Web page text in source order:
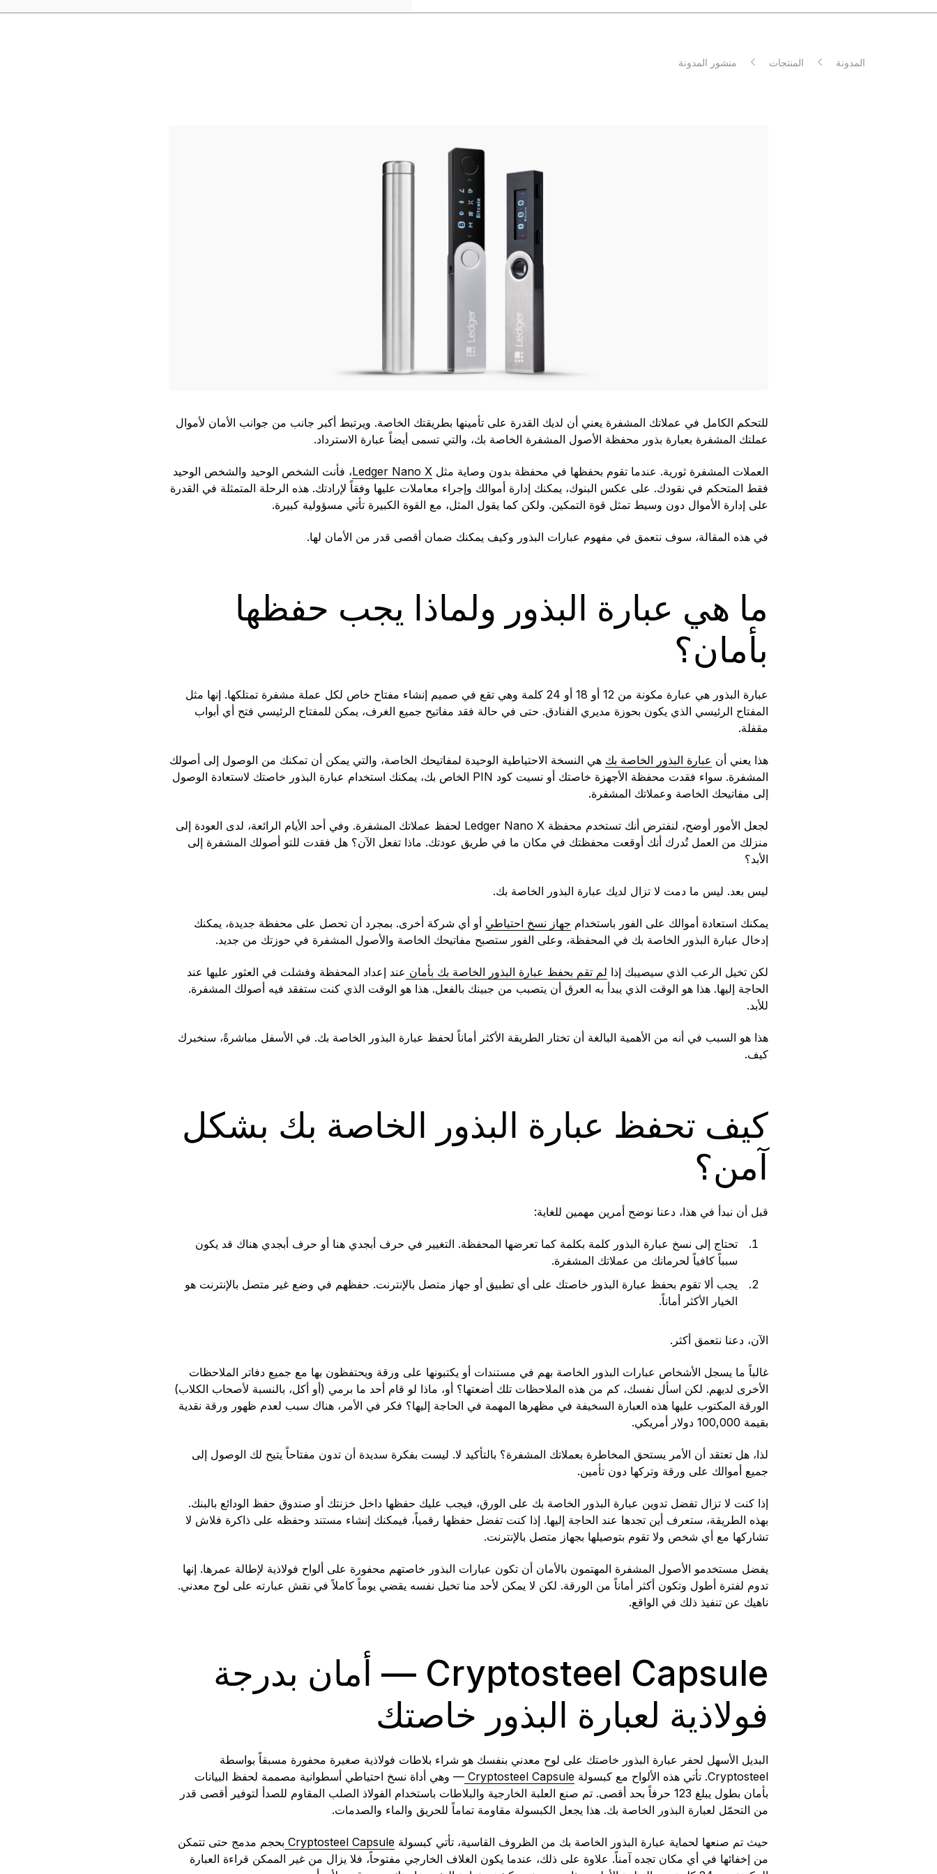
المجموعات والحزم
إصدارات محدودة
المدونة المنتجات منشور المدونة
للتحكم الكامل في عملاتك المشفرة يعني أن لديك القدرة على تأمينها بطريقتك الخاصة. ويرتبط أكبر جانب من جوانب الأمان لأموال
عملتك المشفرة بعبارة بذور محفظة الأصول المشفرة الخاصة بك، والتي تسمى أيضاً عبارة الاسترداد.
العملات المشفرة ثورية. عندما تقوم بحفظها في محفظة بدون وصاية مثل Ledger Nano X، فأنت الشخص الوحيد والشخص الوحيد
فقط المتحكم في نقودك. على عكس البنوك، يمكنك إدارة أموالك وإجراء معاملات عليها وفقاً لإرادتك. هذه الرحلة المتمثلة في القدرة
على إدارة الأموال دون وسيط تمثل قوة التمكين. ولكن كما يقول المثل، مع القوة الكبيرة تأتي مسؤولية كبيرة.
في هذه المقالة، سوف نتعمق في مفهوم عبارات البذور وكيف يمكنك ضمان أقصى قدر من الأمان لها.
ما هي عبارة البذور ولماذا يجب حفظها
بأمان؟
عبارة البذور هي عبارة مكونة من 12 أو 18 أو 24 كلمة وهي تقع في صميم إنشاء مفتاح خاص لكل عملة مشفرة تمتلكها. إنها مثل
المفتاح الرئيسي الذي يكون بحوزة مديري الفنادق. حتى في حالة فقد مفاتيح جميع الغرف، يمكن للمفتاح الرئيسي فتح أي أبواب
مقفلة.
هذا يعني أن عبارة البذور الخاصة بك هي النسخة الاحتياطية الوحيدة لمفاتيحك الخاصة، والتي يمكن أن تمكنك من الوصول إلى أصولك
المشفرة. سواء فقدت محفظة الأجهزة خاصتك أو نسيت كود PIN الخاص بك، يمكنك استخدام عبارة البذور خاصتك لاستعادة الوصول
إلى مفاتيحك الخاصة وعملاتك المشفرة.
لجعل الأمور أوضح، لنفترض أنك تستخدم محفظة Ledger Nano X لحفظ عملاتك المشفرة. وفي أحد الأيام الرائعة، لدى العودة إلى
منزلك من العمل تُدرك أنك أوقعت محفظتك في مكان ما في طريق عودتك. ماذا تفعل الآن؟ هل فقدت للتو أصولك المشفرة إلى
الأبد؟
ليس بعد. ليس ما دمت لا تزال لديك عبارة البذور الخاصة بك.
يمكنك استعادة أموالك على الفور باستخدام جهاز نسخ احتياطي أو أي شركة أخرى. بمجرد أن تحصل على محفظة جديدة، يمكنك
إدخال عبارة البذور الخاصة بك في المحفظة، وعلى الفور ستصبح مفاتيحك الخاصة والأصول المشفرة في حوزتك من جديد.
لكن تخيل الرعب الذي سيصيبك إذا لم تقم بحفظ عبارة البذور الخاصة بك بأمان عند إعداد المحفظة وفشلت في العثور عليها عند
الحاجة إليها. هذا هو الوقت الذي يبدأ به العرق أن يتصبب من جبينك بالفعل. هذا هو الوقت الذي كنت ستفقد فيه أصولك المشفرة.
للأبد.
هذا هو السبب في أنه من الأهمية البالغة أن تختار الطريقة الأكثر أماناً لحفظ عبارة البذور الخاصة بك. في الأسفل مباشرةً، سنخبرك
كيف.
كيف تحفظ عبارة البذور الخاصة بك بشكل
آمن؟
قبل أن نبدأ في هذا، دعنا نوضح أمرين مهمين للغاية:
تحتاج إلى نسخ عبارة البذور كلمة بكلمة كما تعرضها المحفظة. التغيير في حرف أبجدي هنا أو حرف أبجدي هناك قد يكون
سبباً كافياً لحرمانك من عملاتك المشفرة.
يجب ألا تقوم بحفظ عبارة البذور خاصتك على أي تطبيق أو جهاز متصل بالإنترنت. حفظهم في وضع غير متصل بالإنترنت هو
الخيار الأكثر أماناً.
الآن، دعنا نتعمق أكثر.
غالباً ما يسجل الأشخاص عبارات البذور الخاصة بهم في مستندات أو يكتبونها على ورقة ويحتفظون بها مع جميع دفاتر الملاحظات
الأخرى لديهم. لكن اسأل نفسك، كم من هذه الملاحظات تلك أضعتها؟ أو، ماذا لو قام أحد ما برمي (أو أكل، بالنسبة لأصحاب الكلاب)
الورقة المكتوب عليها هذه العبارة السخيفة في مظهرها المهمة في الحاجة إليها؟ فكر في الأمر، هناك سبب لعدم ظهور ورقة نقدية
بقيمة 100,000 دولار أمريكي.
لذا، هل تعتقد أن الأمر يستحق المخاطرة بعملاتك المشفرة؟ بالتأكيد لا. ليست بفكرة سديدة أن تدون مفتاحاً يتيح لك الوصول إلى
جميع أموالك على ورقة وتركها دون تأمين.
إذا كنت لا تزال تفضل تدوين عبارة البذور الخاصة بك على الورق، فيجب عليك حفظها داخل خزنتك أو صندوق حفظ الودائع بالبنك.
بهذه الطريقة، ستعرف أين تجدها عند الحاجة إليها. إذا كنت تفضل حفظها رقمياً، فيمكنك إنشاء مستند وحفظه على ذاكرة فلاش لا
تشاركها مع أي شخص ولا تقوم بتوصيلها بجهاز متصل بالإنترنت.
يفضل مستخدمو الأصول المشفرة المهتمون بالأمان أن تكون عبارات البذور خاصتهم محفورة على ألواح فولاذية لإطالة عمرها. إنها
تدوم لفترة أطول وتكون أكثر أماناً من الورقة. لكن لا يمكن لأحد منا تخيل نفسه يقضي يوماً كاملاً في نقش عبارته على لوح معدني.
ناهيك عن تنفيذ ذلك في الواقع.
Cryptosteel Capsule — أمان بدرجة
فولاذية لعبارة البذور خاصتك
البديل الأسهل لحفر عبارة البذور خاصتك على لوح معدني بنفسك هو شراء بلاطات فولاذية صغيرة محفورة مسبقاً بواسطة
Cryptosteel. تأتي هذه الألواح مع كبسولة
Cryptosteel Capsule — وهي أداة نسخ احتياطي أسطوانية مصممة لحفظ البيانات
بأمان بطول يبلغ 123 حرفاً بحد أقصى. تم صنع العلبة الخارجية والبلاطات باستخدام الفولاذ الصلب المقاوم للصدأ لتوفير أقصى قدر
من التحمّل لعبارة البذور الخاصة بك. هذا يجعل الكبسولة مقاومة تماماً للحريق والماء والصدمات.
حيث تم صنعها لحماية عبارة البذور الخاصة بك من الظروف القاسية، تأتي كبسولة Cryptosteel Capsule بحجم مدمج حتى تتمكن
من إخفائها في أي مكان تجده آمناً. علاوة على ذلك، عندما يكون الغلاف الخارجي مفتوحاً، فلا يزال من غير الممكن قراءة العبارة